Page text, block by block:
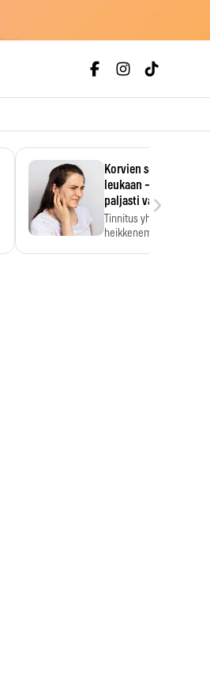
Korvien soiminen
leukaan – 47 349
paljasti vahvan
Tinnitus yhdistetään
heikkenemiseen.
›